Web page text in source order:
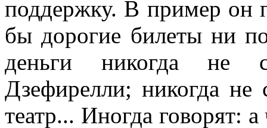
поддержку. В пример он
бы дорогие билеты ни
деньги никогда не
Дзефирелли; никогда
театр... Иногда говорят: